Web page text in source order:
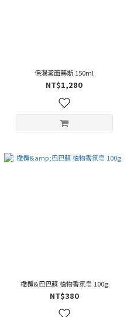
保濕潔面慕斯 150ml
NT$1,280
橄欖&巴巴蘇 植物香氛皂 100g
NT$380